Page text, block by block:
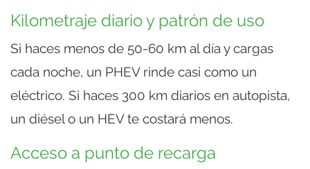
Kilometraje diario y patrón de uso
Si haces menos de 50-60 km al día y cargas
cada noche, un PHEV rinde casi como un
eléctrico. Si haces 300 km diarios en autopista,
un diésel o un HEV te costará menos.
Acceso a punto de recarga